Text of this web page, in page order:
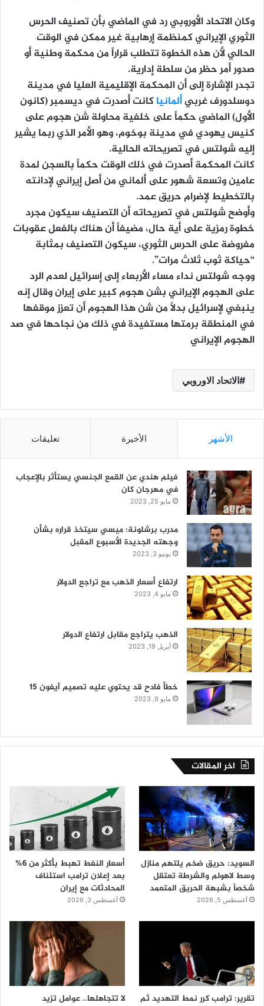
وكان الاتحاد الأوروبي رد في الماضي بأن تصنيف الحرس
الثوري الإيراني كمنظمة إرهابية غير ممكن في الوقت
الحالي لأن هذه الخطوة تتطلب قراراً من محكمة وطنية أو
صدور أمر حظر من سلطة إدارية.
تجدر الإشارة إلى أن المحكمة الإقليمية العليا في مدينة
دوسلدورف غربيألمانياكانت أصدرت في ديسمبر (كانون
الأول) الماضي حكماً على خلفية محاولة شن هجوم على
كنيس يهودي في مدينة بوخوم، وهو الأمر الذي ربما يشير
إليه شولتس في تصريحاته الحالية.
كانت المحكمة أصدرت في ذلك الوقت حكماً بالسجن لمدة
عامين وتسعة شهور على ألماني من أصل إيراني لإدانته
بالتخطيط لإضرام حريق عمد.
وأوضح شولتس في تصريحاته أن التصنيف سيكون مجرد
خطوة رمزية على أية حال، مضيفاً أن هناك بالفعل عقوبات
مفروضة على الحرس الثوري، سيكون التصنيف بمثابة
“حياكة ثوب ثلاث مرات”.
ووجه شولتس نداء مساء الأربعاء إلى إسرائيل لعدم الرد
على الهجوم الإيراني بشن هجوم كبير على إيران وقال إنه
ينبغي لإسرائيل بدلاً من شن هذا الهجوم أن تعزز موقفها
في المنطقة برمتها مستفيدة في ذلك من نجاحها في صد
الهجوم الإيراني
الاتحاد الاوروبي
الأشهر الأخيرة تعليقات
فيلم هندي عن القمع الجنسي يستأثر بالإعجاب
في مهرجان كان
مايو 25, 2023
مدرب برشلونة: ميسي سيتخذ قراره بشأن
وجهته الجديدة الأسبوع المقبل
يونيو 3, 2023
ارتفاع أسعار الذهب مع تراجع الدولار
مايو 4, 2023
الذهب يتراجع مقابل ارتفاع الدولار
أبريل 19, 2023
خطأ فادح قد يحتوي عليه تصميم آيفون 15
مايو 9, 2023
اخر المقالات
السويد: حريق ضخم يلتهم منازل
وسط لاهولم والشرطة تعتقل
شخصاً بشبهة الحريق المتعمد
أغسطس 5, 2026
أسعار النفط تهبط بأكثر من 6%
بعد إعلان ترامب استئناف
المحادثات مع إيران
أغسطس 3, 2026
تقرير: ترامب كرر نمط التهديد ثم
لا تتجاهلها.. عوامل تزيد